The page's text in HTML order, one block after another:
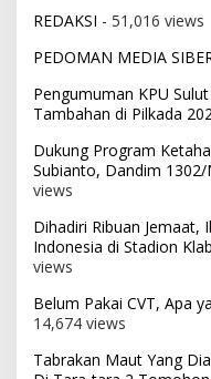
REDAKSI - 51,016 views
PEDOMAN MEDIA
Pengumuman KPU
Tambahan di Pilkada
Dukung Program
Subianto, Dandim 1302/
views
Dihadiri Ribuan Jemaat,
Indonesia di Stadion
views
Belum Pakai CVT, Apa
14,674 views
Tabrakan Maut Yang